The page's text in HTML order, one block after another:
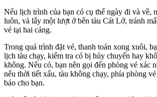
Nếu lịch trình của bạn có cụ thể ngày đi và về,
luôn, và lấy một lượt ở bến tàu Cát Lở, tránh
vé tại hai cảng.
Trong quá trình đặt vé, thanh toán xong xuôi,
lịch tàu chạy, kiểm tra có bị hủy chuyến hay
không. Nếu có, bạn nên gọi đến phòng vé xác
nếu thời tiết xấu, tàu không chạy, phía phòng
báo cho bạn.